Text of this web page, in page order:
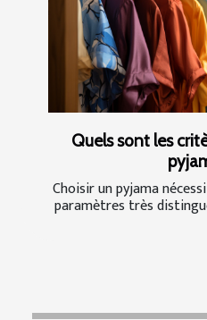
Quels sont les
Choisir un pyjama
paramètres très